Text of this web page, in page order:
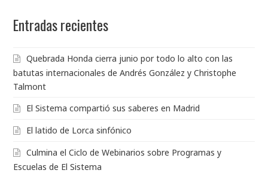
Entradas recientes
Quebrada Honda cierra junio por todo lo alto con las
batutas internacionales de Andrés González y Christophe
Talmont
El Sistema compartió sus saberes en Madrid
El latido de Lorca sinfónico
Culmina el Ciclo de Webinarios sobre Programas y
Escuelas de El Sistema